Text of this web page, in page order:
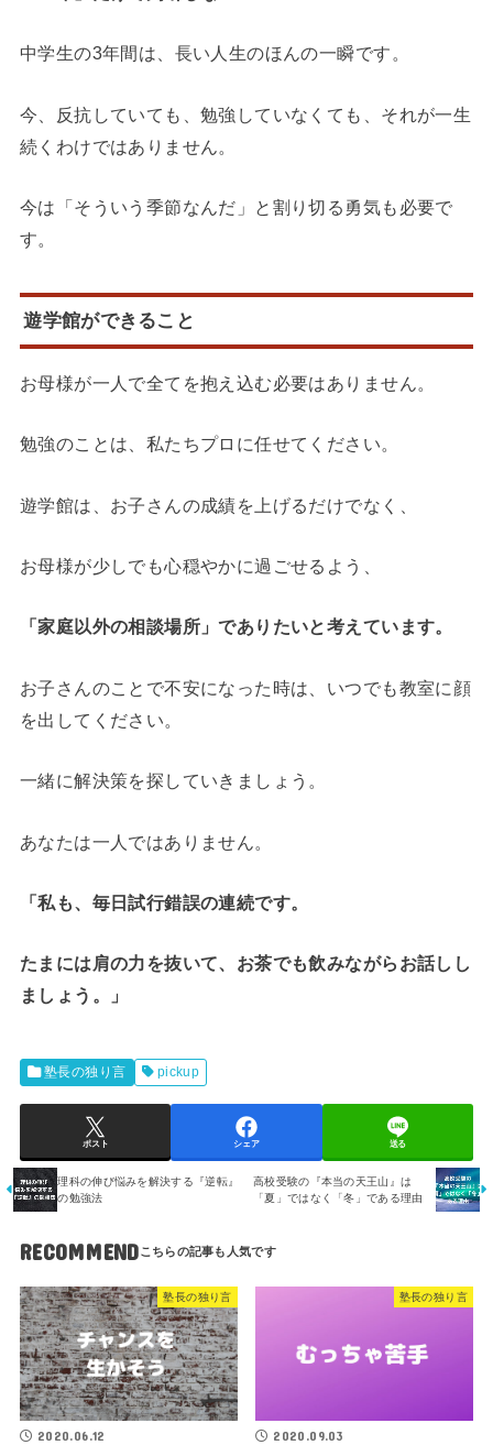
中学生の3年間は、長い人生のほんの一瞬です。
今、反抗していても、勉強していなくても、それが一生
続くわけではありません。
今は「そういう季節なんだ」と割り切る勇気も必要で
す。
遊学館ができること
お母様が一人で全てを抱え込む必要はありません。
勉強のことは、私たちプロに任せてください。
遊学館は、お子さんの成績を上げるだけでなく、
お母様が少しでも心穏やかに過ごせるよう、
「家庭以外の相談場所」でありたいと考えています。
お子さんのことで不安になった時は、いつでも教室に顔
を出してください。
一緒に解決策を探していきましょう。
あなたは一人ではありません。
「私も、毎日試行錯誤の連続です。
たまには肩の力を抜いて、お茶でも飲みながらお話しし
ましょう。」
塾長の独り言 pickup
ポスト シェア 送る
理科の伸び悩みを解決する『逆転』
の勉強法
高校受験の『本当の天王山』は
「夏」ではなく「冬」である理由
RECOMMEND
塾長の独り言
2020.06.12
塾長の独り言
2020.09.03